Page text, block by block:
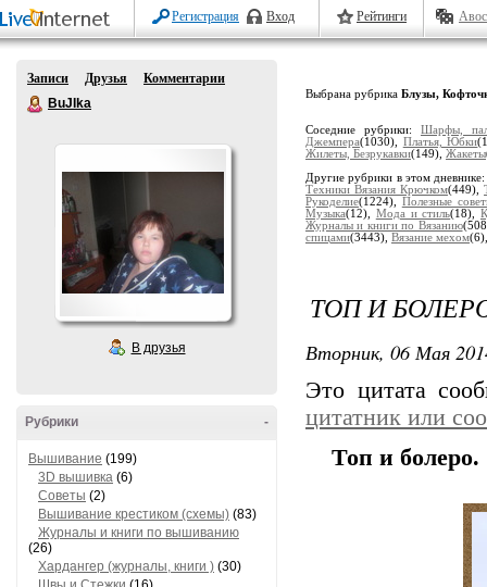
Регистрация Вход Рейтинги
Записи Друзья
Комментарии
BuJIka
В друзья
-
Рубрики
Вышивание (199)
3D вышивка (6)
Советы (2)
Вышивание крестиком (схемы) (83)
Журналы и книги по вышиванию
(26)
Хардангер (журналы, книги ) (30)
Выбрана рубрика Блузы,
Соседние рубрики: Шарфы,
Джемпера(1030), Платья, Юбки
Жилеты, Безрукавки(149), Жакеты
Другие рубрики в этом
Техники Вязания Крючком(449),
Рукоделие(1224), Полезные
Музыка(12), Мода и стиль(18),
Журналы и книги по Вязанию
спицами(3443), Вязание мехом
ТОП И
Вторник, 06 Мая
Это цитата
цитатник или
Топ и болеро.